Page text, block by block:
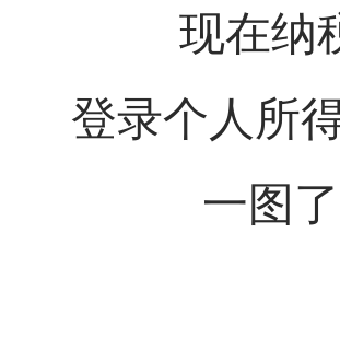
现在纳
登录个人所
一图